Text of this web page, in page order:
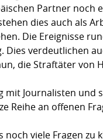
Partner noch
dies auch als
Die Ereignisse
Dies verdeutlichen
die Straftäter von
Journalisten und
Reihe an offenen
noch viele Fragen zu